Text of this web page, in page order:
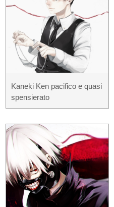
Kaneki Ken pacifico e quasi
spensierato